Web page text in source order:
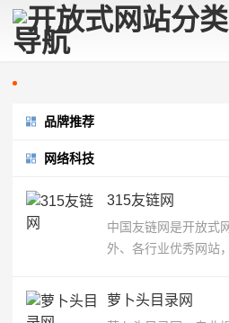
品牌推荐
网络科技
315友链网
中国友链网是开放式
外、各行业优秀网站
萝卜头目录网